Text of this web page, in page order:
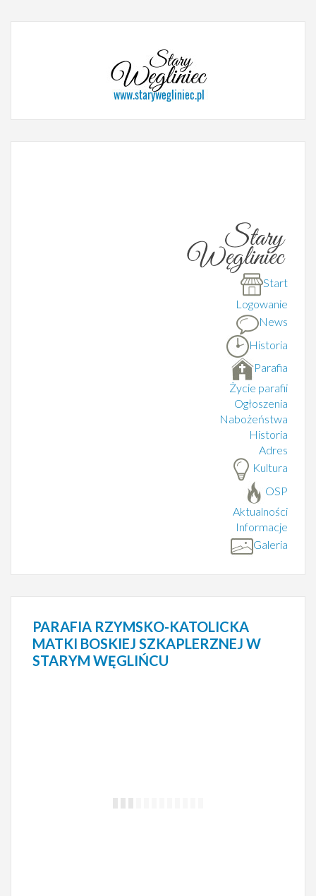
Start
Logowanie
News
Historia
Parafia
Życie parafii
Ogłoszenia
Nabożeństwa
Historia
Adres
Kultura
OSP
Aktualności
Informacje
Galeria
PARAFIA RZYMSKO-KATOLICKA
MATKI BOSKIEJ SZKAPLERZNEJ W
STARYM WĘGLIŃCU